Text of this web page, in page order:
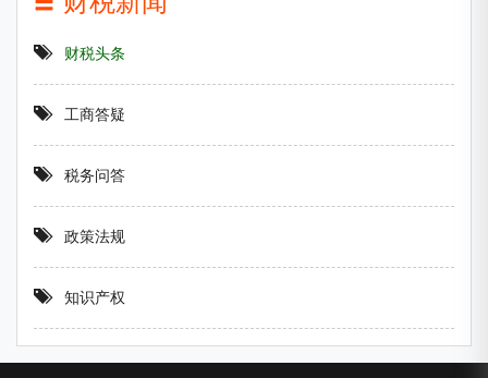
财税头条
工商答疑
税务问答
政策法规
知识产权